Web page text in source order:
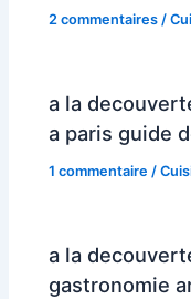
2 commentaires /
a la
a paris guide
1 commentaire /
a la
gastronomie